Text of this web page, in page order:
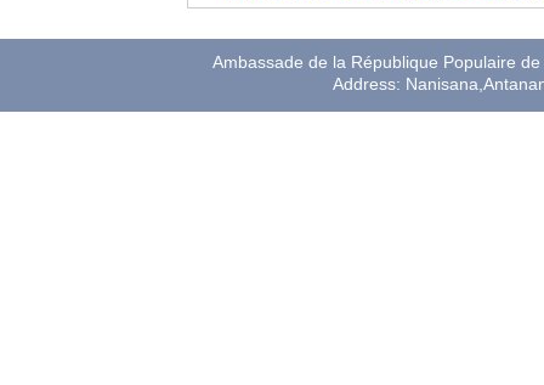
Ambassade de la République Populaire
Address: